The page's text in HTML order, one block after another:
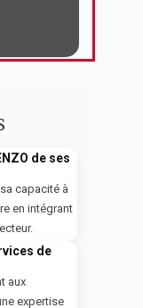
de ses
capacité à
en intégrant
de
aux
expertise